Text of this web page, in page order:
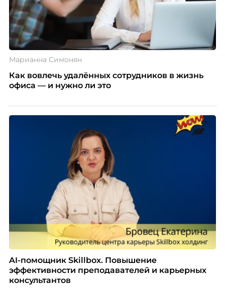
Марианна Симонян
Как вовлечь удалённых сотрудников в жизнь
офиса — и нужно ли это
AI-помощник Skillbox. Повышение
эффективности преподавателей и карьерных
консультантов